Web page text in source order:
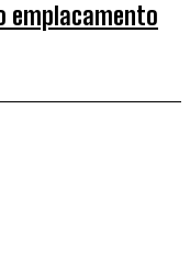
emplacamento